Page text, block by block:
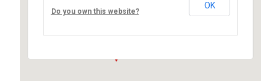
Fő út 8 - Nagyréde
Do you own this website?
OK